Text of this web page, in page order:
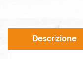
Descrizione